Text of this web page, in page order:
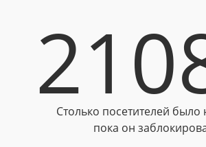
Столько посетителей было
пока он